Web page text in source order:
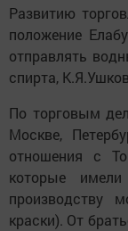
Развитию
положение
отправлять
спирта,
По торговым
Москве,
отношения с
которые
производству
краски). От